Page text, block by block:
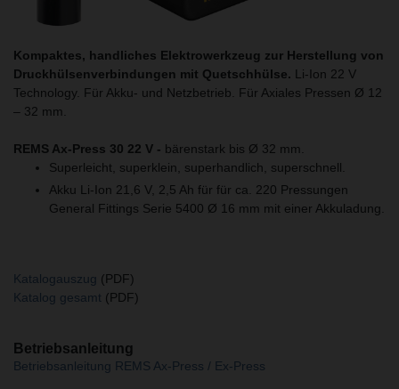
Kompaktes, handliches Elektrowerkzeug zur Herstellung von
Druckhülsenverbindungen mit Quetschhülse. Li-Ion 22 V
Technology. Für Akku- und Netzbetrieb. Für Axiales Pressen Ø 12
– 32 mm.
REMS Ax-Press 30 22 V - bärenstark bis Ø 32 mm.
Superleicht, superklein, superhandlich, superschnell.
Akku Li-Ion 21,6 V, 2,5 Ah für für ca. 220 Pressungen
General Fittings Serie 5400 Ø 16 mm mit einer Akkuladung.
Katalogauszug (PDF)
Katalog gesamt (PDF)
Betriebsanleitung
Betriebsanleitung REMS Ax-Press / Ex-Press